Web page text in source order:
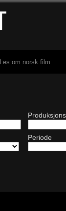
Les om norsk film
Periode